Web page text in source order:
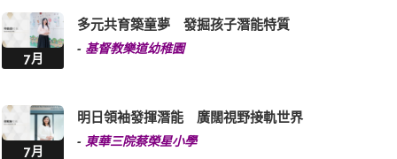
7月
多元共育築童夢 發掘孩子潛能特質
- 基督教樂道幼稚園
7月
明日領袖發揮潛能 廣闊視野接軌世界
- 東華三院蔡榮星小學